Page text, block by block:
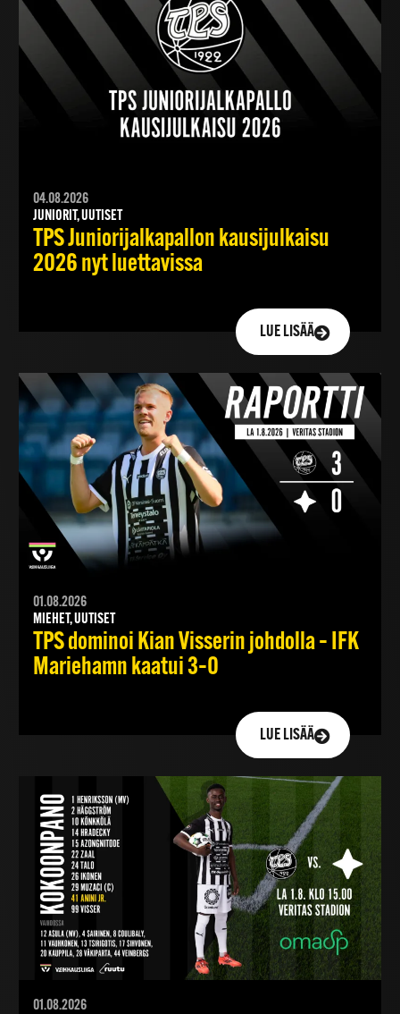
04.08.2026
JUNIORIT, UUTISET
TPS Juniorijalkapallon kausijulkaisu
2026 nyt luettavissa
LUE LISÄÄ
01.08.2026
MIEHET, UUTISET
TPS dominoi Kian Visserin johdolla – IFK
Mariehamn kaatui 3–0
LUE LISÄÄ
01.08.2026